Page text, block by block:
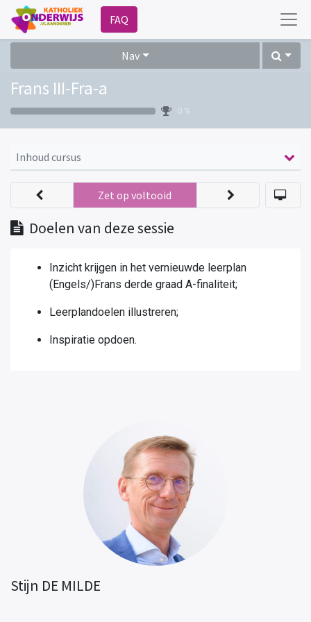
FAQ
Nav
Frans III-Fra-a
0 %
Inhoud cursus
Doelen van deze sessie
Zet op voltooid
Inzicht krijgen in het vernieuwde leerplan
(Engels/)Frans derde graad A-finaliteit;​
Leerplandoelen illustreren;​
Inspiratie opdoen.
Stijn DE MILDE